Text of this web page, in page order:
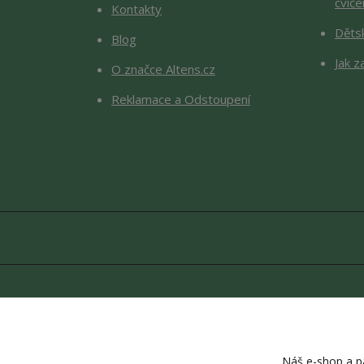
Kontakty
Blog
O značce Altens.cz
Reklamace a Odstoupení
Jak
Copyright © 2026 Altens.cz.